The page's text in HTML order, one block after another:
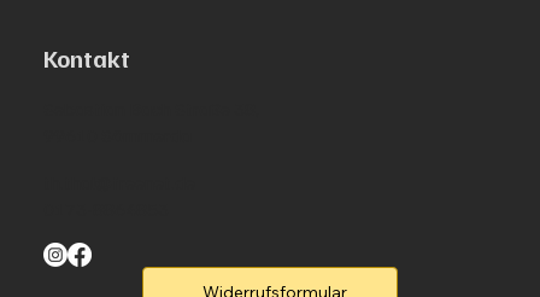
Kontakt
Widerrufsformular